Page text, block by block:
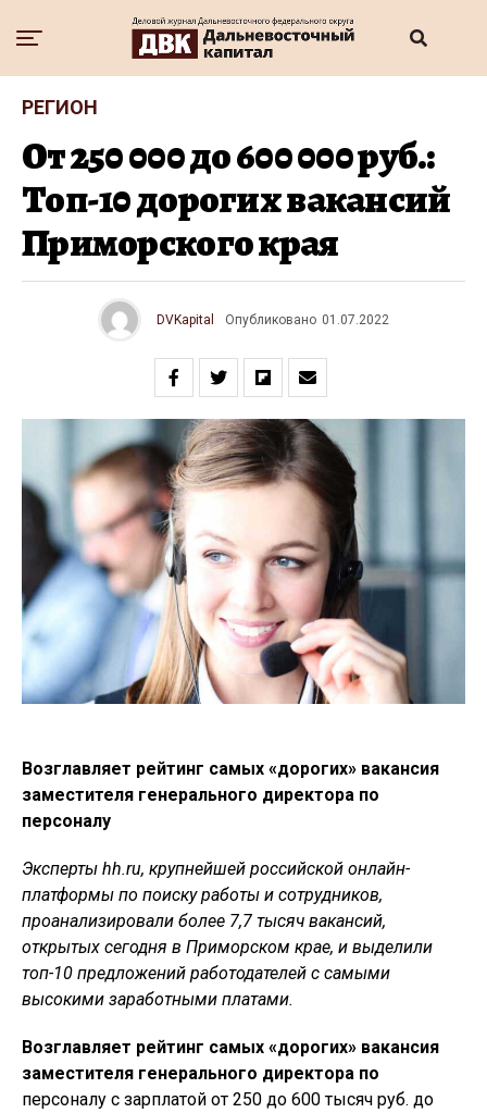
РЕГИОН
От 250 000 до 600 000 руб.:
Топ-10 дорогих вакансий
Приморского края
DVKapital Опубликовано 01.07.2022
Возглавляет рейтинг самых «дорогих» вакансия
заместителя генерального директора по
персоналу
Эксперты hh.ru, крупнейшей российской онлайн-
платформы по поиску работы и сотрудников,
проанализировали более 7,7 тысяч вакансий,
открытых сегодня в Приморском крае, и выделили
топ-10 предложений работодателей с самыми
высокими заработными платами.
Возглавляет рейтинг самых «дорогих» вакансия
заместителя генерального директора по
персоналу с зарплатой от 250 до 600 тысяч руб. до